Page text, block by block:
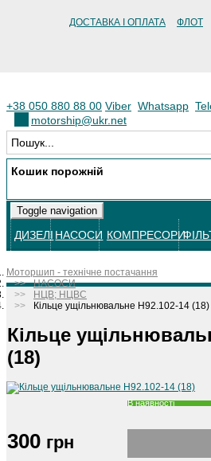
ДОСТАВКА І ОПЛАТА ФЛОТ
+38 050 880 88 00 Viber Whatsapp
motorship@ukr.net
Кошик порожній
Toggle navigation
ДИЗЕЛІ НАСОСИ КОМПРЕСОРИ
Моторшип - технічне постачання
НАСОСИ
НЦВ; НЦВС
Кільце ущільнювальне Н92.102-14 (18)
Кільце
(18)
В наявності
300 грн